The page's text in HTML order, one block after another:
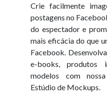
Crie facilmente
postagens no
do espectador e
mais eficácia do que
Facebook.
e-books, produtos
modelos com
Estúdio de Mockups.